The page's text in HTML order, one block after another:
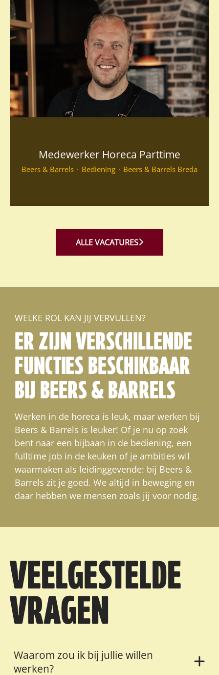
Medewerker Horeca Parttime
Beers & Barrels · Bediening · Beers & Barrels Breda
ALLE VACATURES
WELKE ROL KAN JIJ VERVULLEN?
ER ZIJN VERSCHILLENDE
FUNCTIES BESCHIKBAAR
BIJ BEERS & BARRELS
Werken in de horeca is leuk, maar werken bij
Beers & Barrels is leuker! Of je nu op zoek
bent naar een bijbaan in de bediening, een
fulltime job in de keuken of je ambities wil
waarmaken als leidinggevende: bij Beers &
Barrels zit je goed. We altijd in beweging en
daar hebben we mensen zoals jij voor nodig.
VEELGESTELDE
VRAGEN
Waarom zou ik bij jullie willen
werken?